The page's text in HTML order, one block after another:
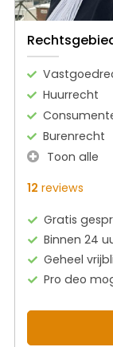
Huurrecht
Burenrecht
Toon alle
12 reviews
Gratis
Binnen 24
Geheel
Pro deo